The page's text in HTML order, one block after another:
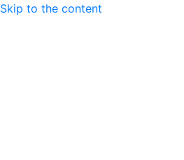
Skip to the content